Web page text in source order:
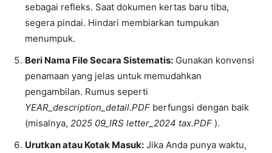
sebagai refleks. Saat dokumen kertas baru tiba,
segera pindai. Hindari membiarkan tumpukan
menumpuk.
Beri Nama File Secara Sistematis: Gunakan konvensi
penamaan yang jelas untuk memudahkan
pengambilan. Rumus seperti
YEAR_description_detail.PDF berfungsi dengan baik
(misalnya, 2025 09_IRS letter_2024 tax.PDF ).
Urutkan atau Kotak Masuk: Jika Anda punya waktu,